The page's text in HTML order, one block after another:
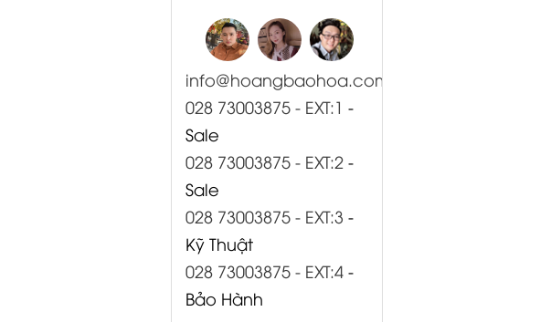
info@hoangbaohoa.com
028 73003875 - EXT:1 -
Sale
028 73003875 - EXT:2 -
Sale
028 73003875 - EXT:3 -
Kỹ Thuật
028 73003875 - EXT:4 -
Bảo Hành